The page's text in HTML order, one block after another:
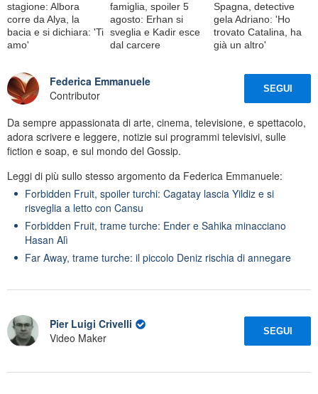
stagione: Albora
corre da Alya, la
bacia e si dichiara: 'Ti
amo'
famiglia, spoiler 5
agosto: Erhan si
sveglia e Kadir esce
dal carcere
Spagna, detective
gela Adriano: 'Ho
trovato Catalina, ha
già un altro'
Federica Emmanuele
Contributor
SEGUI
Da sempre appassionata di arte, cinema, televisione, e spettacolo,
adora scrivere e leggere, notizie sui programmi televisivi, sulle
fiction e soap, e sul mondo del Gossip.
Leggi di più sullo stesso argomento da Federica Emmanuele:
Forbidden Fruit, spoiler turchi: Cagatay lascia Yildiz e si
risveglia a letto con Cansu
Forbidden Fruit, trame turche: Ender e Sahika minacciano
Hasan Alì
Far Away, trame turche: il piccolo Deniz rischia di annegare
Pier Luigi Crivelli
Video Maker
SEGUI